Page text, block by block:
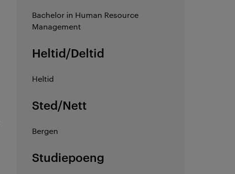
Bachelor in Human Resource
Management
Heltid/Deltid
Heltid
Sted/Nett
Bergen
Studiepoeng